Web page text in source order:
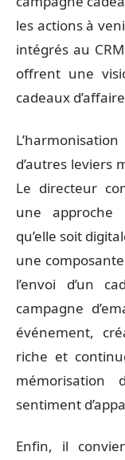
les actions à
intégrés au
offrent une
cadeaux
d’autres leviers
Le directeur
une approche
qu’elle soit
une
l’envoi d’un
campagne
événement,
riche et
sentiment
Enfin, il